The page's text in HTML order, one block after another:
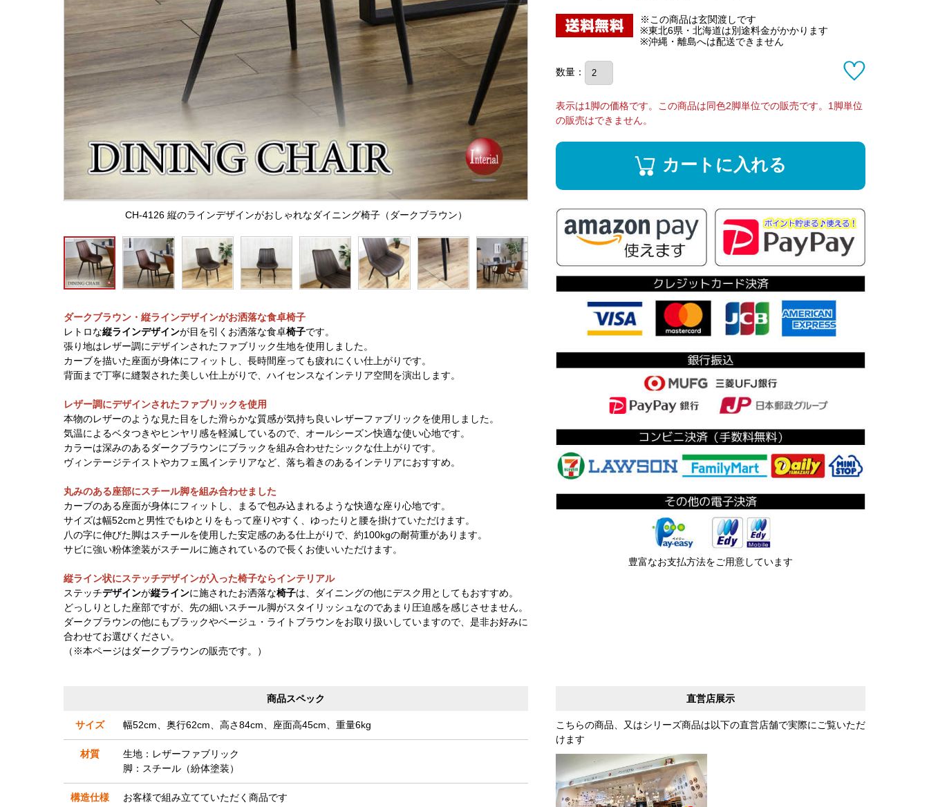
CH-4126 縦のラインデザインがおしゃれなダイニング椅子（ダークブラウン）
ダークブラウン・縦ラインデザインがお洒落な食卓椅子
レトロな縦ラインデザインが目を引くお洒落な食卓椅子です。
張り地はレザー調にデザインされたファブリック生地を使用しました。
カーブを描いた座面が身体にフィットし、長時間座っても疲れにくい仕上がりです。
背面まで丁寧に縫製された美しい仕上がりで、ハイセンスなインテリア空間を演出します。
レザー調にデザインされたファブリックを使用
本物のレザーのような見た目をした滑らかな質感が気持ち良いレザーファブリックを使用しました。
気温によるベタつきやヒンヤリ感を軽減しているので、オールシーズン快適な使い心地です。
カラーは深みのあるダークブラウンにブラックを組み合わせたシックな仕上がりです。
ヴィンテージテイストやカフェ風インテリアなど、落ち着きのあるインテリアにおすすめ。
丸みのある座部にスチール脚を組み合わせました
カーブのある座面が身体にフィットし、まるで包み込まれるような快適な座り心地です。
サイズは幅52cmと男性でもゆとりをもって座りやすく、ゆったりと腰を掛けていただけます。
八の字に伸びた脚はスチールを使用した安定感のある仕上がりで、約100kgの耐荷重があります。
サビに強い粉体塗装がスチールに施されているので長くお使いいただけます。
縦ライン状にステッチデザインが入った椅子ならインテリアル
ステッチデザインが縦ラインに施されたお洒落な椅子は、ダイニングの他にデスク用としてもおすすめ。
どっしりとした座部ですが、先の細いスチール脚がスタイリッシュなのであまり圧迫感を感じさせません。
ダークブラウンの他にもブラックやベージュ・ライトブラウンをお取り扱いしていますので、是非お好みに
合わせてお選びください。
（※本ページはダークブラウンの販売です。）
※この商品は玄関渡しです
※東北6県・北海道は別途料金がかかります
※沖縄・離島へは配送できません
数量：
表示は1脚の価格です。この商品は同色2脚単位での販売です。1脚単位
の販売はできません。
カートに入れる
豊富なお支払方法をご用意しています
直営店展示
こちらの商品、又はシリーズ商品は以下の直営店舗で実際にご覧いただ
けます
商品スペック
サイズ 幅52cm、奥行62cm、高さ84cm、座面高45cm、重量6kg
材質
生地：レザーファブリック
脚：スチール（紛体塗装）
構造仕様 お客様で組み立てていただく商品です